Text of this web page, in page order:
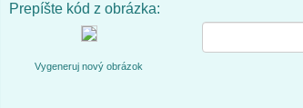
Prepíšte kód z obrázka:
Vygeneruj nový obrázok